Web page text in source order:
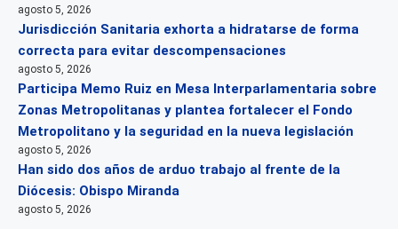
agosto 5, 2026
Jurisdicción Sanitaria exhorta a hidratarse de forma
correcta para evitar descompensaciones
agosto 5, 2026
Participa Memo Ruiz en Mesa Interparlamentaria sobre
Zonas Metropolitanas y plantea fortalecer el Fondo
Metropolitano y la seguridad en la nueva legislación
agosto 5, 2026
Han sido dos años de arduo trabajo al frente de la
Diócesis: Obispo Miranda
agosto 5, 2026